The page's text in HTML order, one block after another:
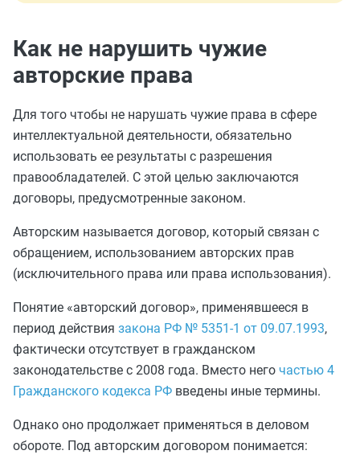
Как не нарушить чужие
авторские права
Для того чтобы не нарушать чужие права в сфере
интеллектуальной деятельности, обязательно
использовать ее результаты с разрешения
правообладателей. С этой целью заключаются
договоры, предусмотренные законом.
Авторским называется договор, который связан с
обращением, использованием авторских прав
(исключительного права или права использования).
Понятие «авторский договор», применявшееся в
период действия закона РФ № 5351-1 от 09.07.1993,
фактически отсутствует в гражданском
законодательстве с 2008 года. Вместо него частью 4
Гражданского кодекса РФ введены иные термины.
Однако оно продолжает применяться в деловом
обороте. Под авторским договором понимается: